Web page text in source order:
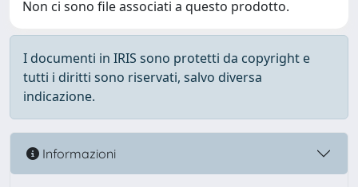
Non ci sono file associati a questo prodotto.
I documenti in IRIS sono protetti da copyright e
tutti i diritti sono riservati, salvo diversa
indicazione.
Informazioni